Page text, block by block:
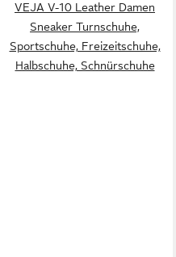
VEJA V-10 Leather Damen
Sneaker Turnschuhe,
Sportschuhe, Freizeitschuhe,
Halbschuhe, Schnürschuhe